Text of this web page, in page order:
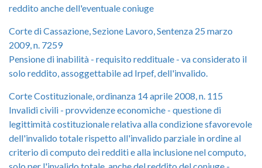
reddito anche dell'eventuale coniuge
Corte di Cassazione, Sezione Lavoro, Sentenza 25 marzo
2009, n. 7259
Pensione di inabilità - requisito reddituale - va considerato il
solo reddito, assoggettabile ad Irpef, dell'invalido.
Corte Costituzionale, ordinanza 14 aprile 2008, n. 115
Invalidi civili - provvidenze economiche - questione di
legittimità costituzionale relativa alla condizione sfavorevole
dell'invalido totale rispetto all'invalido parziale in ordine al
criterio di computo dei redditi e alla inclusione nel computo,